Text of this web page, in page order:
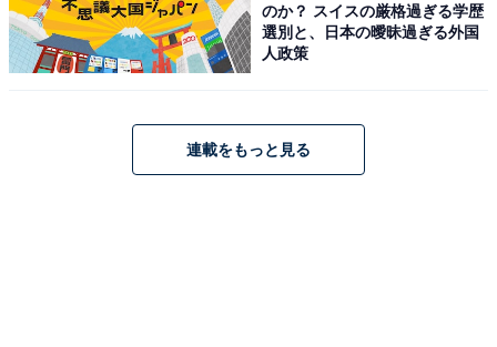
第3位：さんぽ／『となりのトトロ』（94票）
のか？ スイスの厳格過ぎる学歴
選別と、日本の曖昧過ぎる外国
人政策
連載をもっと見る